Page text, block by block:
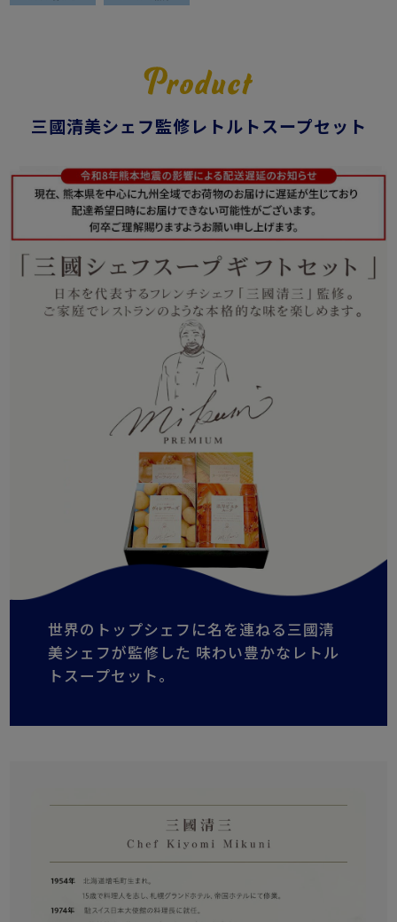
三國清美シェフ監修レトルトスープセット
世界のトップシェフに名を連ねる三國清
美シェフが監修した 味わい豊かなレトル
トスープセット。